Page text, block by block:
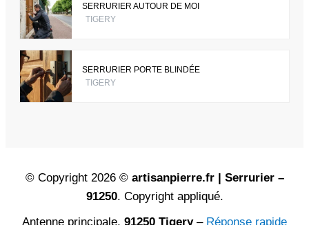
SERRURIER AUTOUR DE MOI
TIGERY
SERRURIER PORTE BLINDÉE
TIGERY
© Copyright 2026 © artisanpierre.fr | Serrurier –
91250. Copyright appliqué.
Antenne principale, 91250 Tigery– Réponse rapide